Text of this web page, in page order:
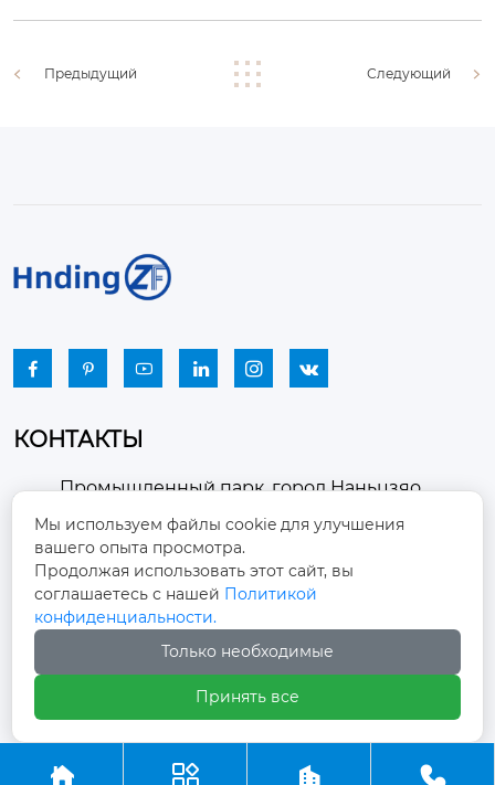
Предыдущий Следующий
     
КОНТАКТЫ

Промышленный парк, город Наньцзяо,
район Чжоуцунь, город Цзыбо, провинция
Шаньдун
 winston-xu@hengdingfan.com
+86-13806434669
 +86 13806434669
   
Мы используем файлы cookie для улучшения
вашего опыта просмотра.
Продолжая использовать этот сайт, вы
соглашаетесь с нашей Политикой
конфиденциальности.
Только необходимые
Принять все